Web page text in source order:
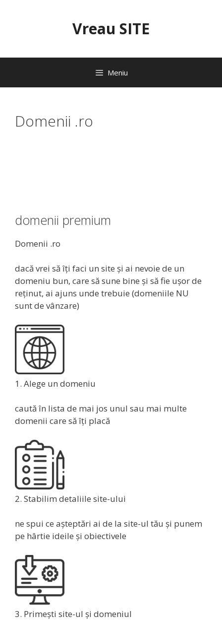
Vreau SITE
Meniu
Domenii .ro
domenii premium
Domenii .ro
dacă vrei să îți faci un site și ai nevoie de un
domeniu bun, care să sune bine și să fie ușor de
reținut, ai ajuns unde trebuie (domeniile NU
sunt de vânzare)
1. Alege un domeniu
caută în lista de mai jos unul sau mai multe
domenii care să îți placă
2. Stabilim detaliile site-ului
ne spui ce așteptări ai de la site-ul tău și punem
pe hârtie ideile și obiectivele
3. Primești site-ul și domeniul